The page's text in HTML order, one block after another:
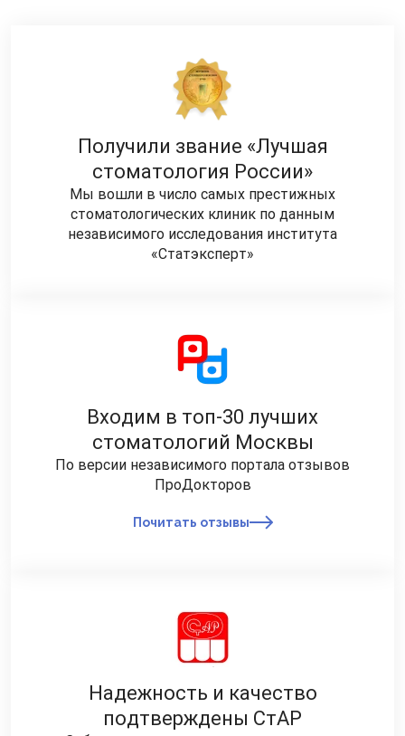
Получили звание «Лучшая
стоматология России»
Мы вошли в число самых престижных
стоматологических клиник по данным
независимого исследования института
«Статэксперт»
Входим в топ-30 лучших
стоматологий Москвы
По версии независимого портала отзывов
ПроДокторов
Почитать отзывы
Надежность и качество
подтверждены СтАР